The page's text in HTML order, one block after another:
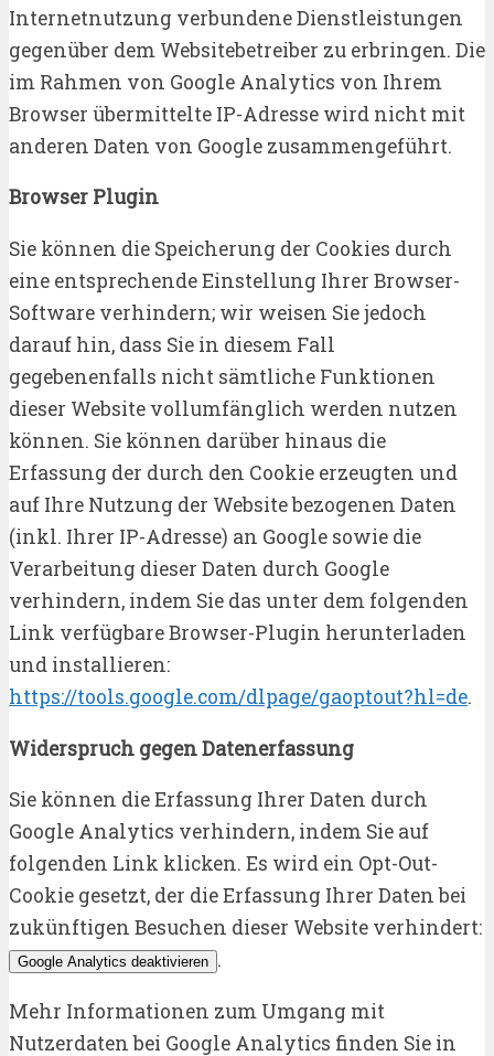
Internetnutzung verbundene Dienstleistungen
gegenüber dem Websitebetreiber zu erbringen. Die
im Rahmen von Google Analytics von Ihrem
Browser übermittelte IP-Adresse wird nicht mit
anderen Daten von Google zusammengeführt.
Browser Plugin
Sie können die Speicherung der Cookies durch
eine entsprechende Einstellung Ihrer Browser-
Software verhindern; wir weisen Sie jedoch
darauf hin, dass Sie in diesem Fall
gegebenenfalls nicht sämtliche Funktionen
dieser Website vollumfänglich werden nutzen
können. Sie können darüber hinaus die
Erfassung der durch den Cookie erzeugten und
auf Ihre Nutzung der Website bezogenen Daten
(inkl. Ihrer IP-Adresse) an Google sowie die
Verarbeitung dieser Daten durch Google
verhindern, indem Sie das unter dem folgenden
Link verfügbare Browser-Plugin herunterladen
und installieren:
https://tools.google.com/dlpage/gaoptout?hl=de.
Widerspruch gegen Datenerfassung
Sie können die Erfassung Ihrer Daten durch
Google Analytics verhindern, indem Sie auf
folgenden Link klicken. Es wird ein Opt-Out-
Cookie gesetzt, der die Erfassung Ihrer Daten bei
zukünftigen Besuchen dieser Website verhindert:
Google Analytics deaktivieren .
Mehr Informationen zum Umgang mit
Nutzerdaten bei Google Analytics finden Sie in